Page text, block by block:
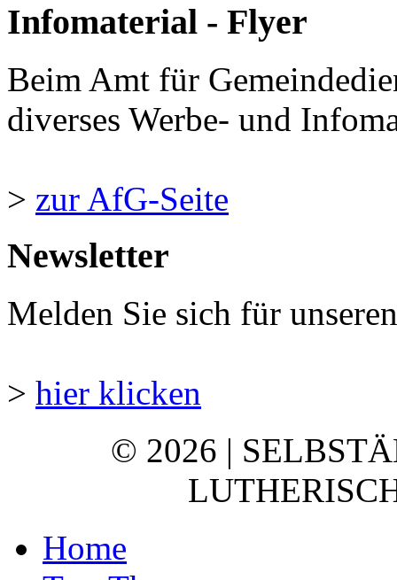
Infomaterial - Flyer
Beim Amt für
diverses Werbe- und
> zur AfG-Seite
Newsletter
Melden Sie sich für
> hier klicken
© 2026 |
Home